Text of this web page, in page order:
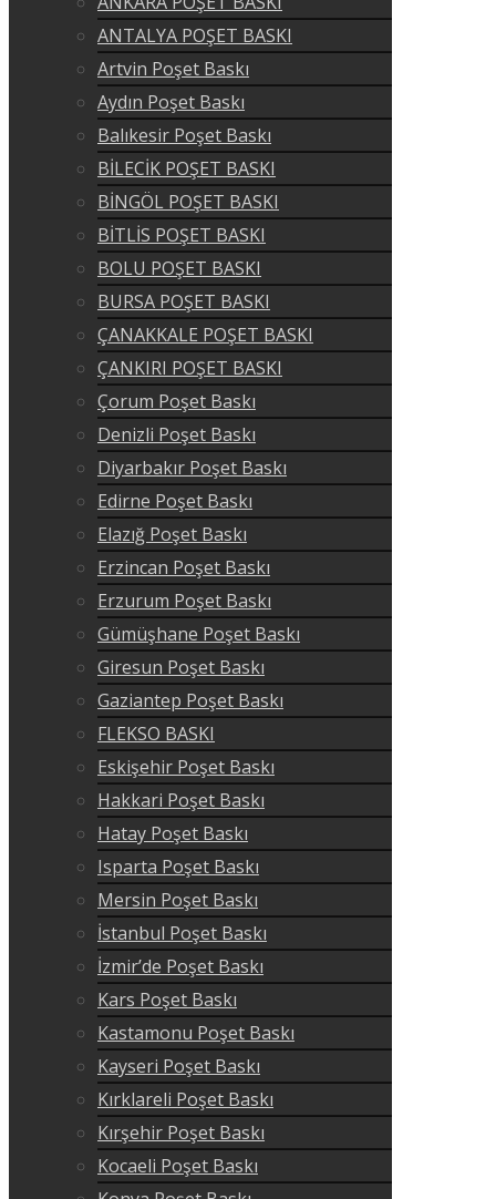
ANTALYA POŞET BASKI
Artvin Poşet Baskı
Aydın Poşet Baskı
Balıkesir Poşet Baskı
BİLECİK POŞET BASKI
BİNGÖL POŞET BASKI
BİTLİS POŞET BASKI
BOLU POŞET BASKI
BURSA POŞET BASKI
ÇANAKKALE POŞET BASKI
ÇANKIRI POŞET BASKI
Çorum Poşet Baskı
Denizli Poşet Baskı
Diyarbakır Poşet Baskı
Edirne Poşet Baskı
Elazığ Poşet Baskı
Erzincan Poşet Baskı
Erzurum Poşet Baskı
Gümüşhane Poşet Baskı
Giresun Poşet Baskı
Gaziantep Poşet Baskı
FLEKSO BASKI
Eskişehir Poşet Baskı
Hakkari Poşet Baskı
Hatay Poşet Baskı
Isparta Poşet Baskı
Mersin Poşet Baskı
İstanbul Poşet Baskı
İzmir’de Poşet Baskı
Kars Poşet Baskı
Kastamonu Poşet Baskı
Kayseri Poşet Baskı
Kırklareli Poşet Baskı
Kırşehir Poşet Baskı
Kocaeli Poşet Baskı